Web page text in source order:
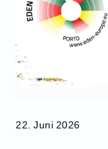
22. Juni 2026